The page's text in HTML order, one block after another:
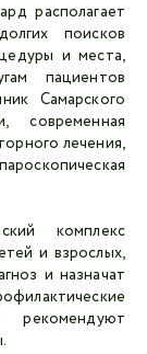
располагает
поисков
и места,
пациентов
Самарского
лечения,
комплекс
и взрослых,
и назначат
рекомендуют